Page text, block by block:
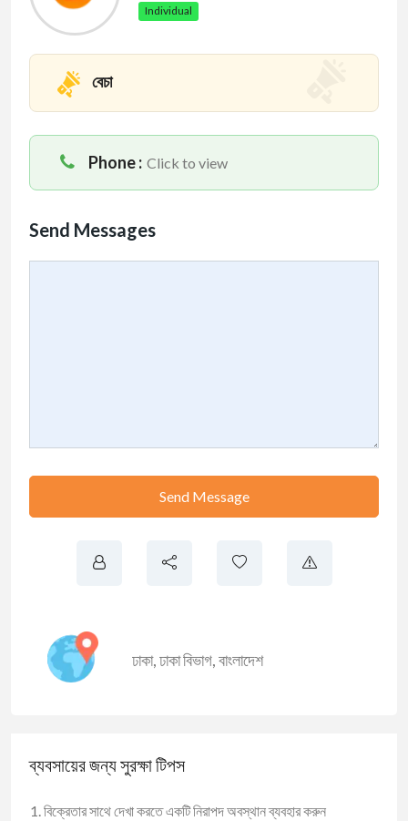
Individual
বেচা
Phone : Click to view
Send Messages
Send Message
ঢাকা,ঢাকা বিভাগ,বাংলাদেশ
ব্যবসায়ের জন্য সুরক্ষা টিপস
বিক্রেতার সাথে দেখা করতে একটি নিরাপদ অবস্থান ব্যবহার করুন